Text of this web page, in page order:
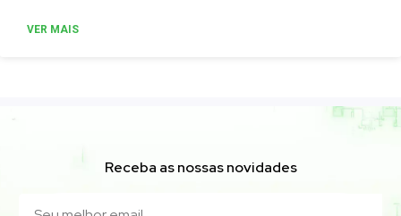
VER MAIS
Receba as nossas novidades